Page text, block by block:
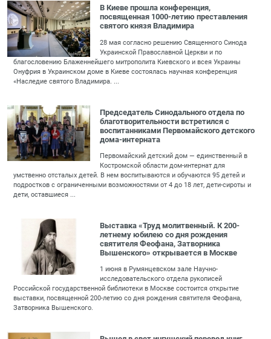
В Киеве прошла конференция,
посвященная 1000-летию преставления
святого князя Владимира
28 мая согласно решению Священного Синода
Украинской Православной Церкви и по
благословению Блаженнейшего митрополита Киевского и всея Украины
Онуфрия в Украинском доме в Киеве состоялась научная конференция
«Наследие святого Владимира. ...
Председатель Синодального отдела по
благотворительности встретился с
воспитанниками Первомайского детского
дома-интерната
Первомайский детский дом — единственный в
Костромской области дом-интернат для
умственно отсталых детей. В нем воспитываются и обучаются 95 детей и
подростков с ограниченными возможностями от 4 до 18 лет, дети-сироты и
дети, оставшиеся ...
Выставка «Труд молитвенный. К 200-
летнему юбилею со дня рождения
святителя Феофана, Затворника
Вышенского» открывается в Москве
1 июня в Румянцевском зале Научно-
исследовательского отдела рукописей
Российской государственной библиотеки в Москве состоится открытие
выставки, посвященной 200-летию со дня рождения святителя Феофана,
Затворника Вышенского.